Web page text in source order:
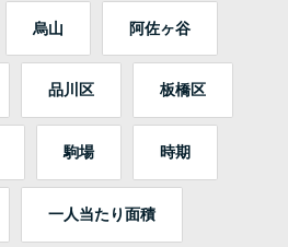
烏山 阿佐ヶ谷
品川区 板橋区
駒場 時期
一人当たり面積